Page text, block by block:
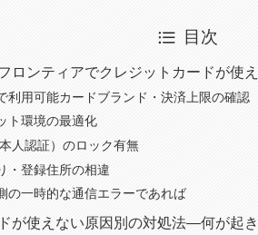
目次
ロンティアでクレジットカードが使
利用可能カードブランド・決済上限の確認
ト環境の最適化
人認証）のロック有無
・登録住所の相違
の一時的な通信エラーであれば
が使えない原因別の対処法―何が起